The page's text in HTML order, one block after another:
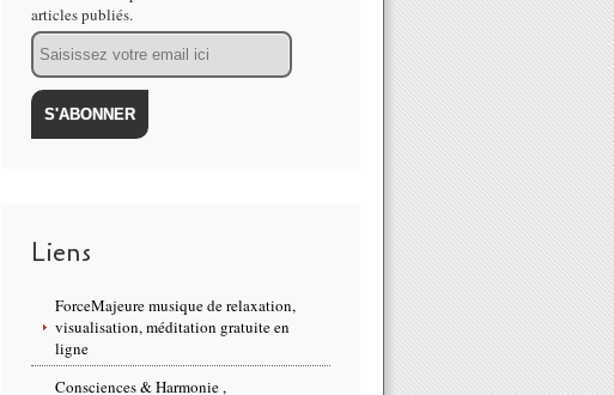
articles publiés.
Email
Liens
ForceMajeure musique de relaxation,
visualisation, méditation gratuite en
ligne
Consciences & Harmonie ,